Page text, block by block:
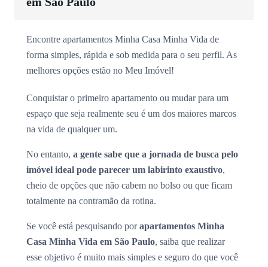
Encontre apartamentos Minha Casa Minha Vida de
forma simples, rápida e sob medida para o seu perfil. As
melhores opções estão no Meu Imóvel!
Conquistar o primeiro apartamento ou mudar para um
espaço que seja realmente seu é um dos maiores marcos
na vida de qualquer um.
No entanto, a gente sabe que a jornada de busca pelo
imóvel ideal pode parecer um labirinto exaustivo,
cheio de opções que não cabem no bolso ou que ficam
totalmente na contramão da rotina.
Se você está pesquisando porapartamentos Minha
Casa Minha Vida em São Paulo, saiba que realizar
esse objetivo é muito mais simples e seguro do que você